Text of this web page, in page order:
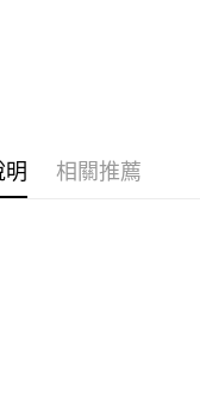
明 相關推薦